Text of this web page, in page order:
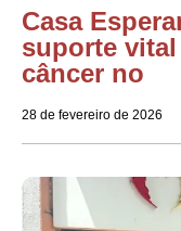
Casa
suporte
câncer no
28 de fevereiro de 2026